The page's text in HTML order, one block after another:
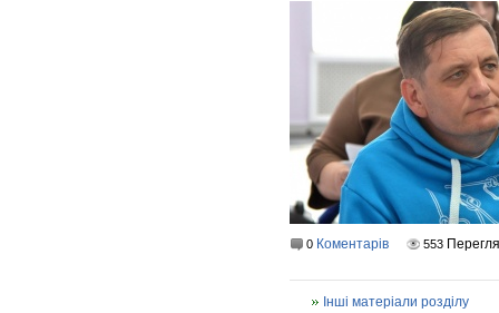
0 Коментарів 553
Інші матеріали розділу